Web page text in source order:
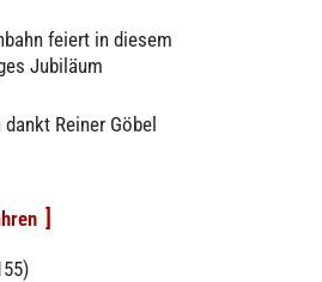
feiert in diesem
Jubiläum
Reiner Göbel